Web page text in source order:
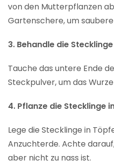
von den Mutterpflanzen
Gartenschere, um
3. Behandle die
Tauche das untere Ende
Steckpulver, um das
4. Pflanze die Stecklinge
Lege die Stecklinge in
Anzuchterde. Achte
aber nicht zu nass ist.